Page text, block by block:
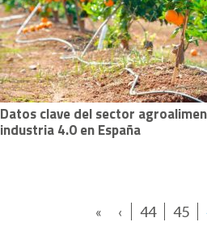
Datos clave del sector
industria 4.0 en España
« ‹ 44 45